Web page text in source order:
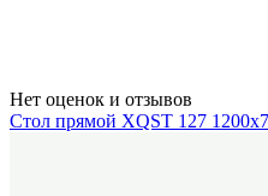
Нет оценок и отзывов
Стол прямой XQST 127